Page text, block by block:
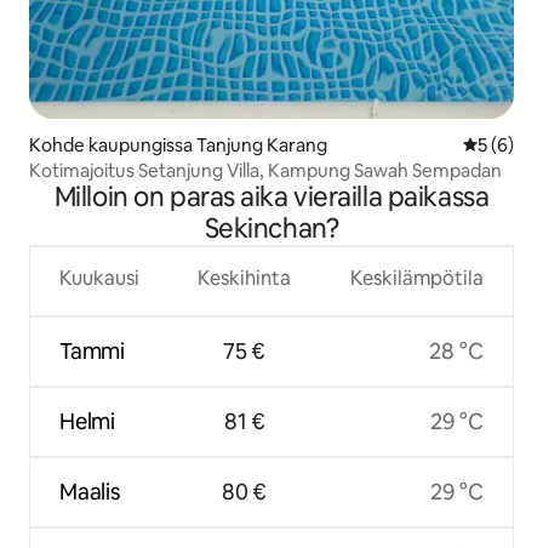
Kohde kaupungissa Tanjung Karang
5 (6)
Kotimajoitus Setanjung Villa, Kampung Sawah Sempadan
Milloin on paras aika vierailla paikassa
Sekinchan?
Kuukausi
Tammi
Helmi
Maalis
Keskihinta
75 €
81 €
80 €
Keskilämpötila
28 °C
29 °C
29 °C